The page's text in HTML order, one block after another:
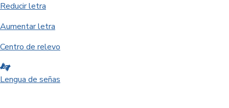
Reducir letra
Aumentar letra
Centro de relevo
Lengua de señas